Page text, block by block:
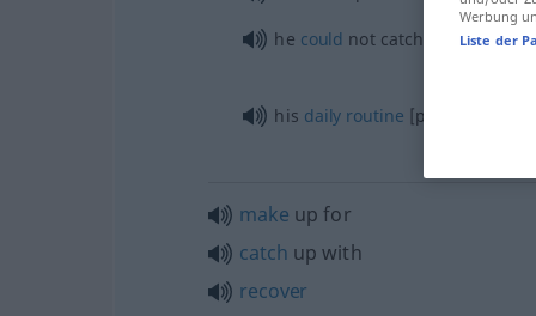
he could not catch up with his
his daily routine [past]
make up for
catch up with
recover
Werbung
Liste der